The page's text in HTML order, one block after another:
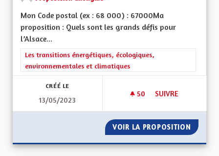
Mon Code postal (ex : 68 000) : 67000Ma
proposition : Quels sont les grands défis pour
l’Alsace...
Filtrer les résultats de la catégorie : Les transitions
Les transitions énergétiques, écologiques,
environnementales et climatiques
CRÉÉ LE
13/05/2023
50 50 ABONNÉS
SUIVRE
VOIR LA PROPOSITION UN